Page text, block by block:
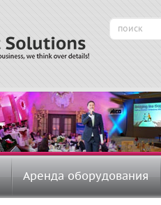
Аренда оборудования